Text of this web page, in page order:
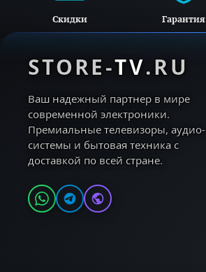
Скидки Гарантия
STORE-TV.RU
Ваш надежный партнер в мире
современной электроники.
Премиальные телевизоры, аудио-
системы и бытовая техника с
доставкой по всей стране.